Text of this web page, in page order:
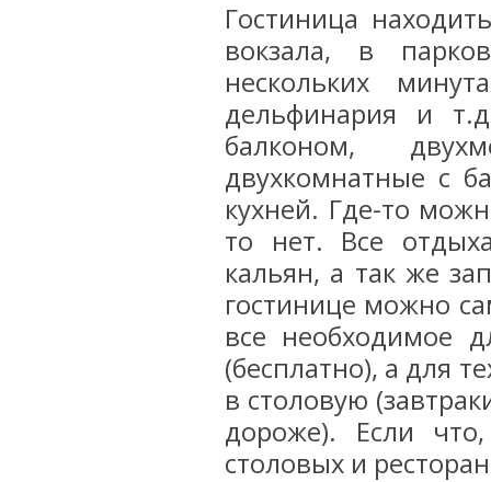
Гостиница
вокзала, в
нескольких
дельфинария и
балконом,
двухкомнатные с
кухней. Где-то
то нет. Все
кальян, а так же
гостинице можно
все необходимое
(бесплатно), а для
в столовую
дороже). Если
столовых и